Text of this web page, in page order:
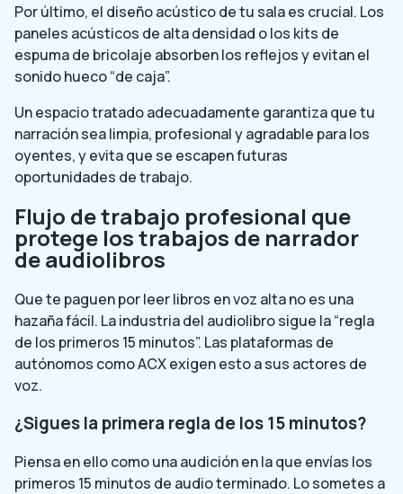
Por último, el diseño acústico de tu sala es crucial. Los
paneles acústicos de alta densidad o los kits de
espuma de bricolaje absorben los reflejos y evitan el
sonido hueco “de caja”.
Un espacio tratado adecuadamente garantiza que tu
narración sea limpia, profesional y agradable para los
oyentes, y evita que se escapen futuras
oportunidades de trabajo.
Flujo de trabajo profesional que
protege los trabajos de narrador
de audiolibros
Que te paguen por leer libros en voz alta no es una
hazaña fácil. La industria del audiolibro sigue la “regla
de los primeros 15 minutos”. Las plataformas de
autónomos como ACX exigen esto a sus actores de
voz.
¿Sigues la primera regla de los 15 minutos?
Piensa en ello como una audición en la que envías los
primeros 15 minutos de audio terminado. Lo sometes a